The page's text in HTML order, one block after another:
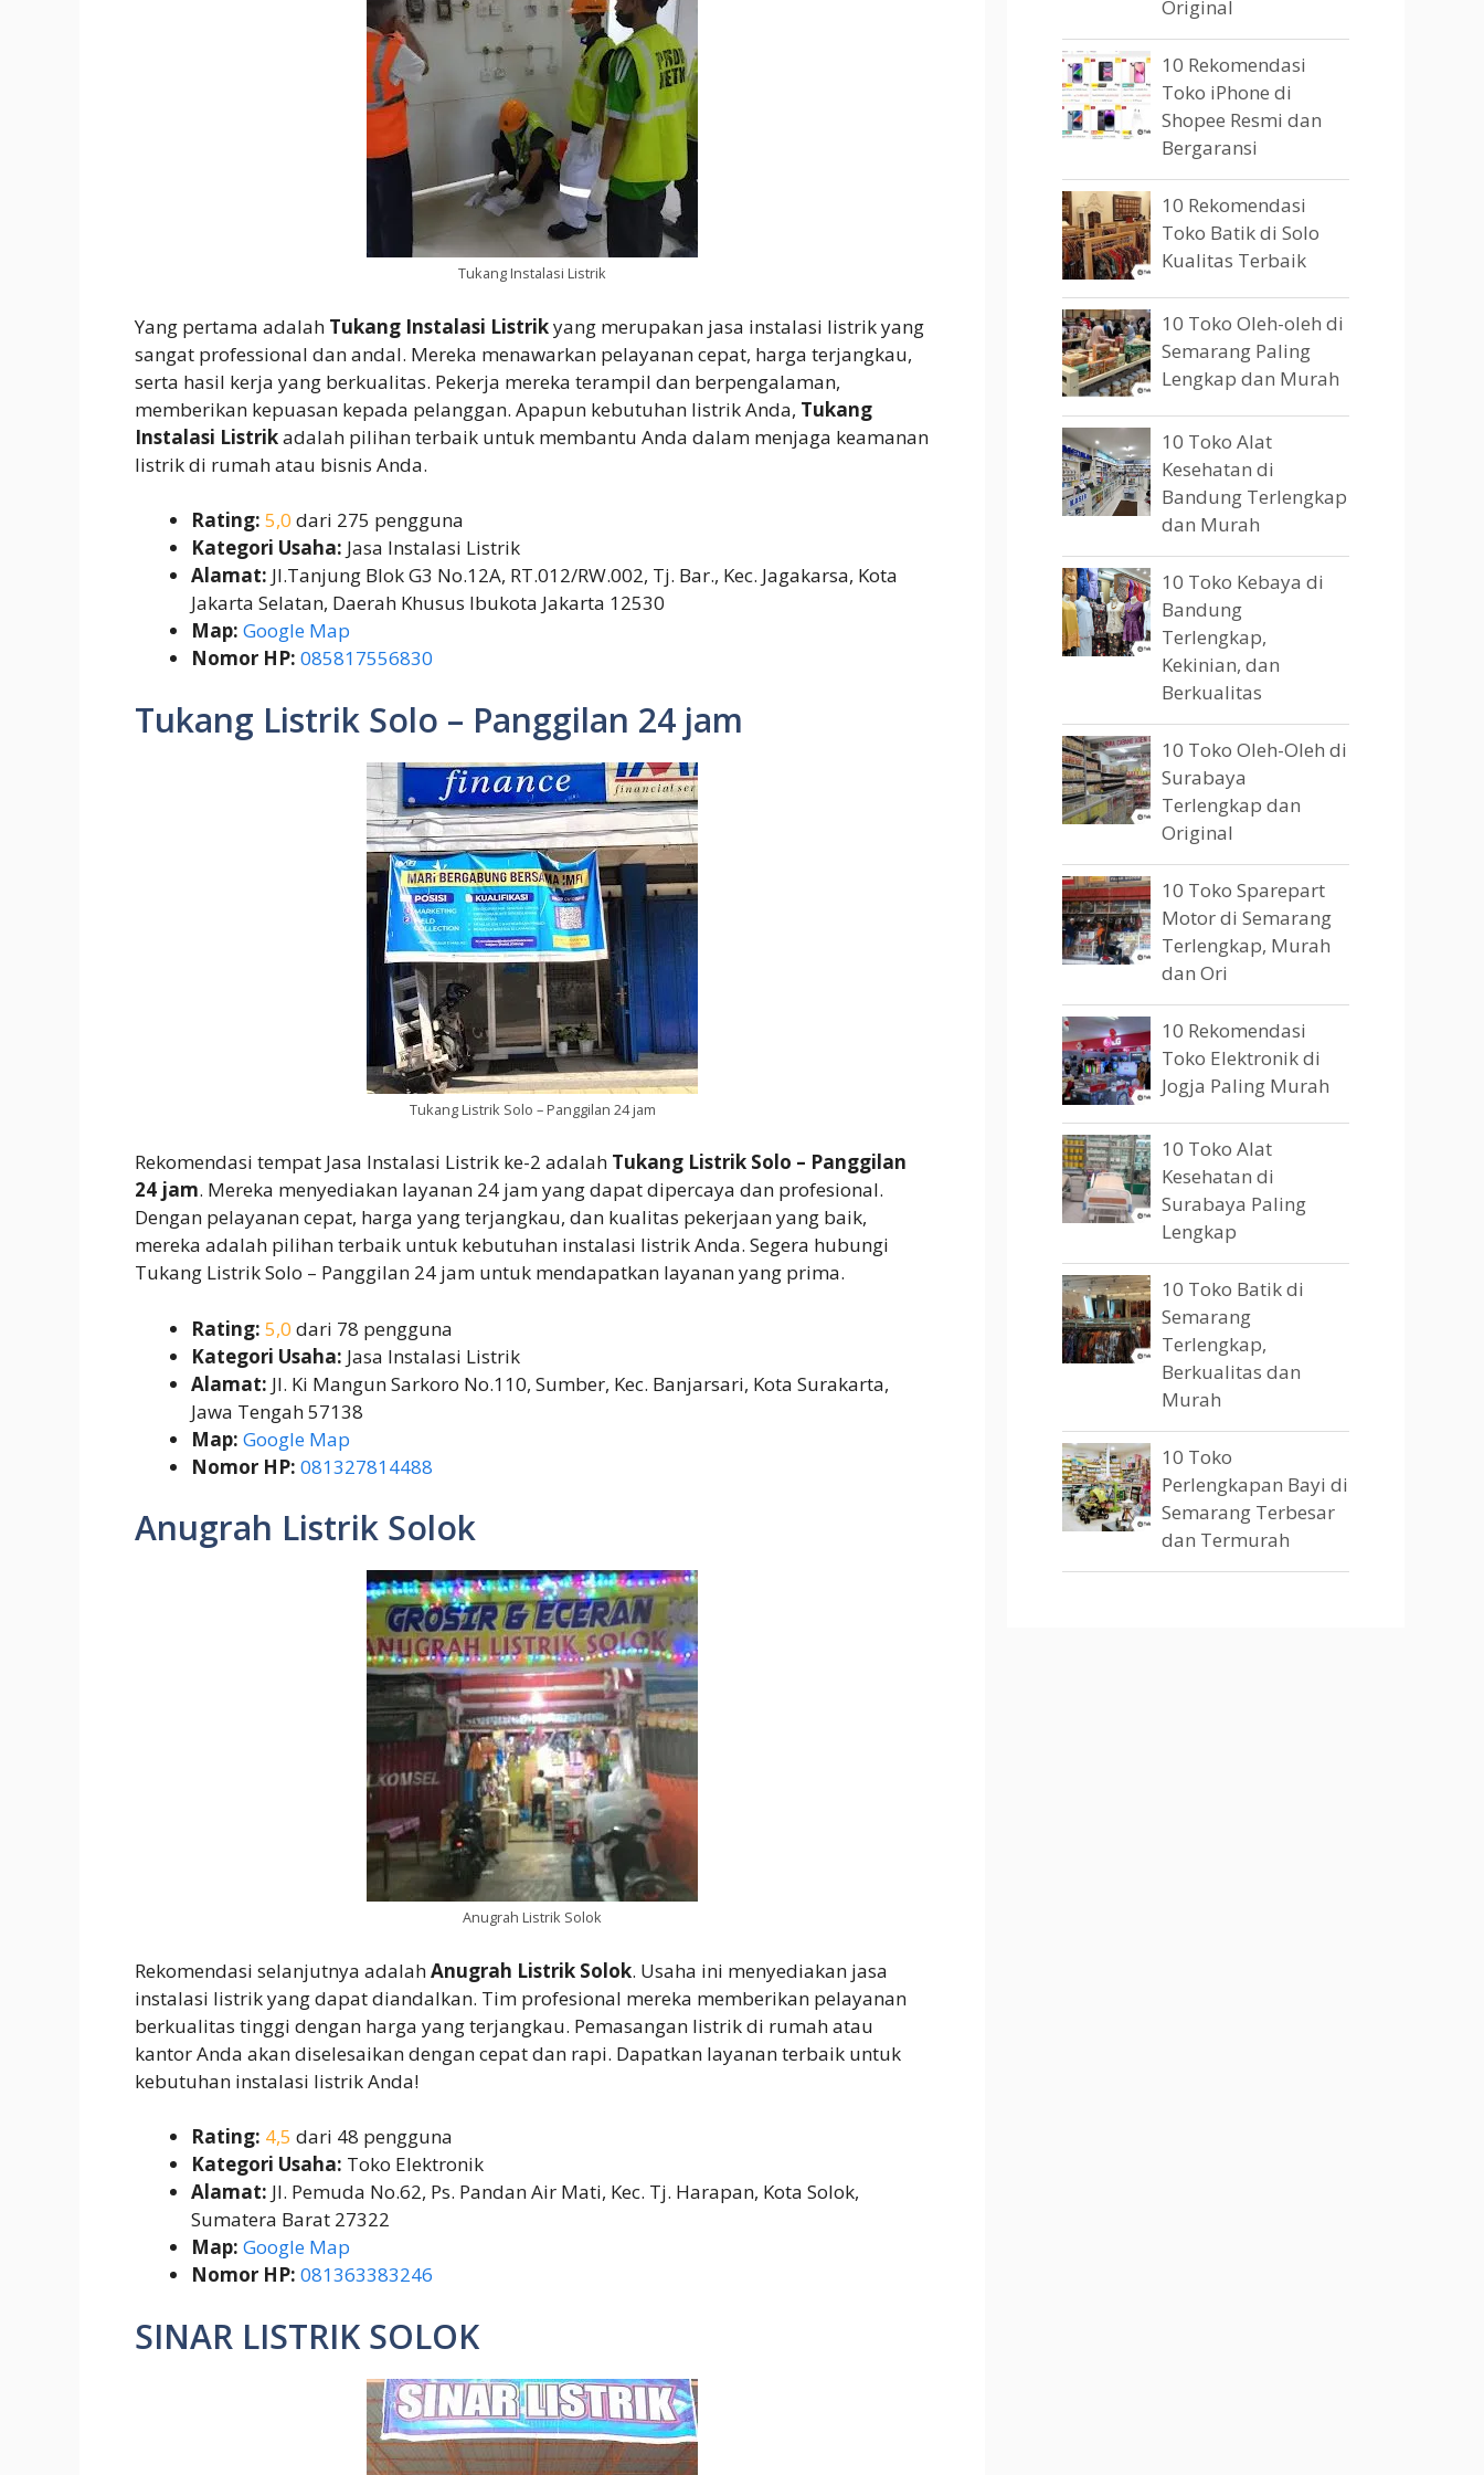
Tukang Instalasi Listrik
Yang pertama adalah Tukang Instalasi Listrikyang merupakan jasa instalasi listrik yang
sangat professional dan andal. Mereka menawarkan pelayanan cepat, harga terjangkau,
serta hasil kerja yang berkualitas. Pekerja mereka terampil dan berpengalaman,
memberikan kepuasan kepada pelanggan. Apapun kebutuhan listrik Anda, Tukang
Instalasi Listrikadalah pilihan terbaik untuk membantu Anda dalam menjaga keamanan
listrik di rumah atau bisnis Anda.
Rating: 5,0 dari 275 pengguna
Kategori Usaha: Jasa Instalasi Listrik
Alamat: Jl.Tanjung Blok G3 No.12A, RT.012/RW.002, Tj. Bar., Kec. Jagakarsa, Kota
Jakarta Selatan, Daerah Khusus Ibukota Jakarta 12530
Map: Google Map
Nomor HP: 085817556830
Tukang Listrik Solo – Panggilan 24 jam
Tukang Listrik Solo – Panggilan 24 jam
Rekomendasi tempat Jasa Instalasi Listrik ke-2 adalah Tukang Listrik Solo – Panggilan
24 jam. Mereka menyediakan layanan 24 jam yang dapat dipercaya dan profesional.
Dengan pelayanan cepat, harga yang terjangkau, dan kualitas pekerjaan yang baik,
mereka adalah pilihan terbaik untuk kebutuhan instalasi listrik Anda. Segera hubungi
Tukang Listrik Solo – Panggilan 24 jam untuk mendapatkan layanan yang prima.
Rating: 5,0 dari 78 pengguna
Kategori Usaha: Jasa Instalasi Listrik
Alamat: Jl. Ki Mangun Sarkoro No.110, Sumber, Kec. Banjarsari, Kota Surakarta,
Jawa Tengah 57138
Map: Google Map
Nomor HP: 081327814488
Anugrah Listrik Solok
Anugrah Listrik Solok
Rekomendasi selanjutnya adalahAnugrah Listrik Solok. Usaha ini menyediakan jasa
instalasi listrik yang dapat diandalkan. Tim profesional mereka memberikan pelayanan
berkualitas tinggi dengan harga yang terjangkau. Pemasangan listrik di rumah atau
kantor Anda akan diselesaikan dengan cepat dan rapi. Dapatkan layanan terbaik untuk
kebutuhan instalasi listrik Anda!
Rating: 4,5 dari 48 pengguna
Kategori Usaha: Toko Elektronik
Alamat: Jl. Pemuda No.62, Ps. Pandan Air Mati, Kec. Tj. Harapan, Kota Solok,
Sumatera Barat 27322
Map: Google Map
Nomor HP: 081363383246
SINAR LISTRIK SOLOK
Original
10 Rekomendasi
Toko iPhone di
Shopee Resmi dan
Bergaransi
10 Rekomendasi
Toko Batik di Solo
Kualitas Terbaik
10 Toko Oleh-oleh di
Semarang Paling
Lengkap dan Murah
10 Toko Alat
Kesehatan di
Bandung Terlengkap
dan Murah
10 Toko Kebaya di
Bandung
Terlengkap,
Kekinian, dan
Berkualitas
10 Toko Oleh-Oleh di
Surabaya
Terlengkap dan
Original
10 Toko Sparepart
Motor di Semarang
Terlengkap, Murah
dan Ori
10 Rekomendasi
Toko Elektronik di
Jogja Paling Murah
10 Toko Alat
Kesehatan di
Surabaya Paling
Lengkap
10 Toko Batik di
Semarang
Terlengkap,
Berkualitas dan
Murah
10 Toko
Perlengkapan Bayi di
Semarang Terbesar
dan Termurah